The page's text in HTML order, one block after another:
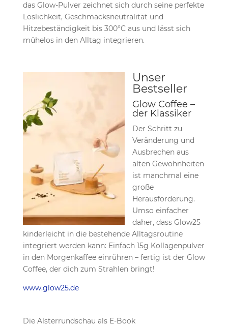
das Glow-Pulver zeichnet sich durch seine perfekte
Löslichkeit, Geschmacksneutralität und
Hitzebeständigkeit bis 300°C aus und lässt sich
mühelos in den Alltag integrieren.
Unser
Bestseller
Glow Coffee –
der Klassiker
Der Schritt zu
Veränderung und
Ausbrechen aus
alten Gewohnheiten
ist manchmal eine
große
Herausforderung.
Umso einfacher
daher, dass Glow25
kinderleicht in die bestehende Alltagsroutine
integriert werden kann: Einfach 15g Kollagenpulver
in den Morgenkaffee einrühren – fertig ist der Glow
Coffee, der dich zum Strahlen bringt!
www.glow25.de
Die Alsterrundschau als E-Book